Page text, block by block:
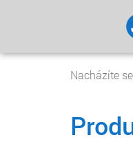
Nacházíte